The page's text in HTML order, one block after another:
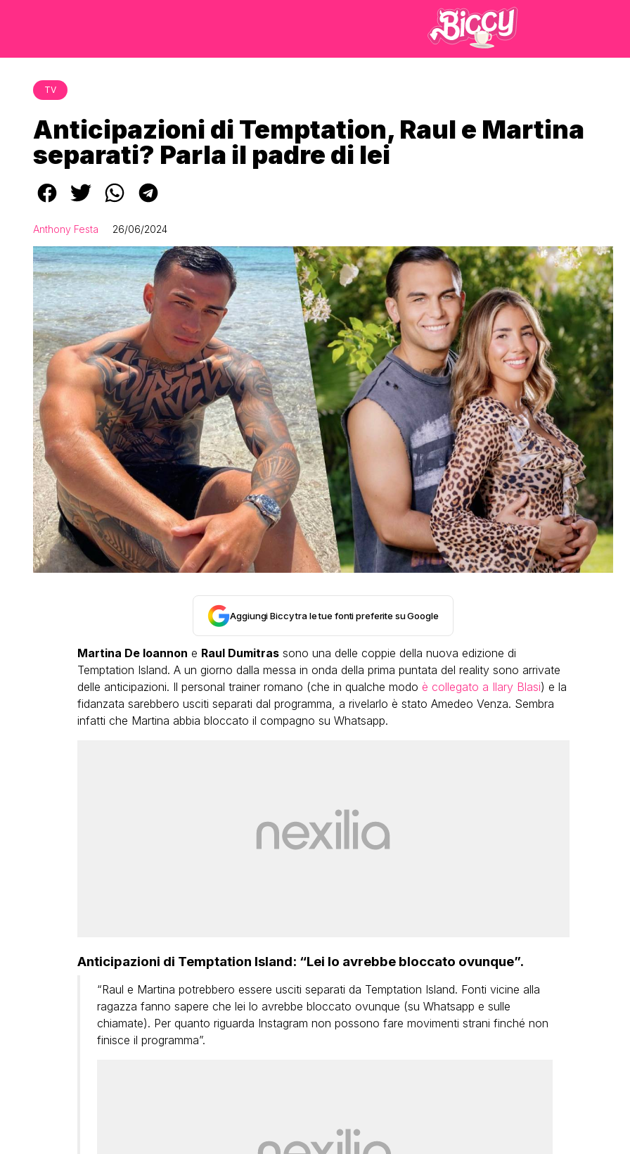
TV
Anticipazioni di Temptation, Raul e Martina
separati? Parla il padre di lei
Anthony Festa 26/06/2024
Aggiungi Biccy tra le tue fonti preferite su Google
Martina De Ioannon e Raul Dumitrassono una delle coppie della nuova edizione di
Temptation Island. A un giorno dalla messa in onda della prima puntata del reality sono arrivate
delle anticipazioni. Il personal trainer romano (che in qualche modo è collegato a Ilary Blasi) e la
fidanzata sarebbero usciti separati dal programma, a rivelarlo è stato Amedeo Venza. Sembra
infatti che Martina abbia bloccato il compagno su Whatsapp.
Anticipazioni di Temptation Island: “Lei lo avrebbe bloccato ovunque”.
“Raul e Martina potrebbero essere usciti separati da Temptation Island. Fonti vicine alla
ragazza fanno sapere che lei lo avrebbe bloccato ovunque (su Whatsapp e sulle
chiamate). Per quanto riguarda Instagram non possono fare movimenti strani finché non
finisce il programma”.